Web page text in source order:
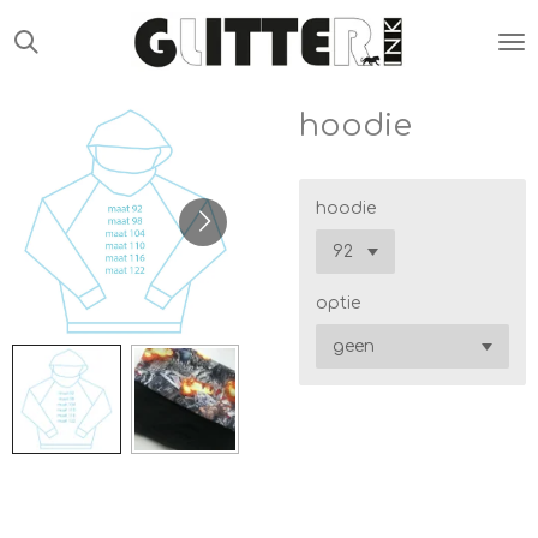
direct
hoofdinhoud
hoodie
hoodie
optie